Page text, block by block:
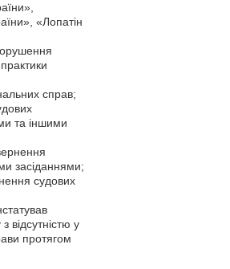
«Лопатін
справ;
та іншими
засіданнями;
судових
відсутністю у
протягом